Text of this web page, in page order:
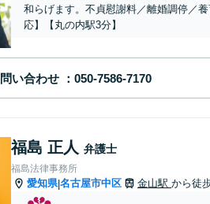
和らげます。不貞慰謝料／離婚調停／
応】【丸の内駅3分】
い合わせ
福島 正人 弁護士
福島法律事務所
愛知県|名古屋市中区 金山駅 から徒